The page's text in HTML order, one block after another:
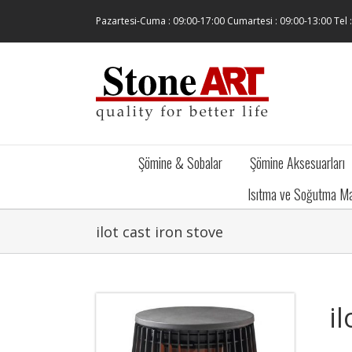
content
Pazartesi-Cuma : 09:00-17:00 Cumartesi : 09:00-13:00 Tel
Şömine & Sobalar
Şömine Aksesuarları
Isıtma ve Soğutma
ilot cast iron stove